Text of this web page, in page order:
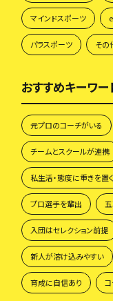
マインドスポーツ
パラスポーツ その
おすすめキーワー
元プロのコーチがいる
チームとスクールが連携
私生活・態度に重きを置く
プロ選手を輩出
入団はセレクション前提
新人が溶け込みやすい
育成に自信あり